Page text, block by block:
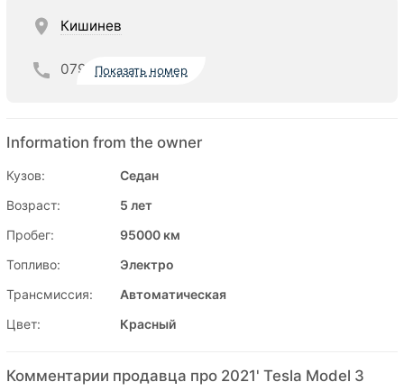
Кишинев
079 Показать номер
Information from the owner
Кузов:
Седан
Возраст:
5 лет
Пробег:
95000 км
Топливо:
Электро
Трансмиссия:
Автоматическая
Цвет:
Красный
Комментарии продавца про 2021' Tesla Model 3